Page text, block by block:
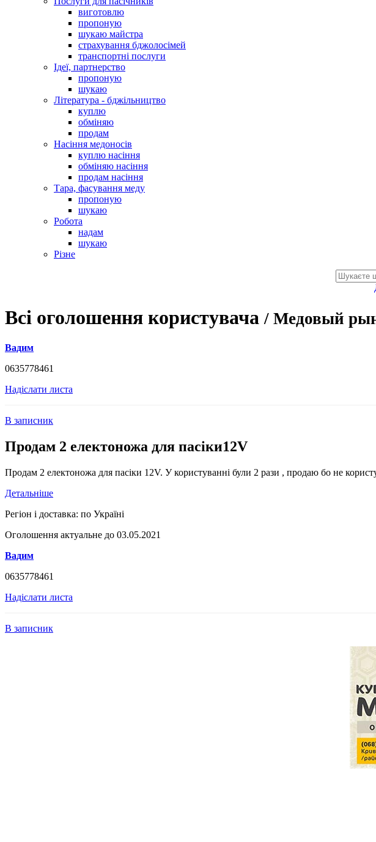
виготовлю
пропоную
шукаю майстра
страхування бджолосімей
транспортні послуги
Ідеї, партнерство
пропоную
шукаю
Література - бджільництво
куплю
обміняю
продам
Насіння медоносів
куплю насіння
обміняю насіння
продам насіння
Тара, фасування меду
пропоную
шукаю
Робота
надам
шукаю
Різне
Всі оголошення користувача/ Медовый
Вадим
0635778461
Надіслати листа
В записник
Продам 2 електоножа для пасіки12V
Продам 2 електоножа для пасіки 12V. У користуванні були 2 рази , продаю бо не
Детальніше
Регіон і доставка: по Україні
Оголошення актуальне до 03.05.2021
Вадим
0635778461
Надіслати листа
В записник